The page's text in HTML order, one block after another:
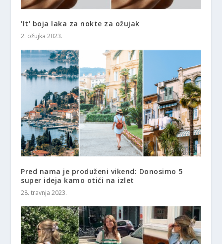
'It' boja laka za nokte za ožujak
2. ožujka 2023.
Pred nama je produženi vikend: Donosimo 5
super ideja kamo otići na izlet
28. travnja 2023.